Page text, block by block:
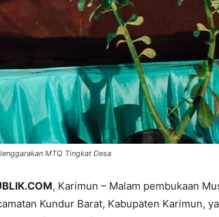
MTQ Tingkat Desa
, Karimun – Malam pembukaan
Kundur Barat, Kabupaten Karimun,